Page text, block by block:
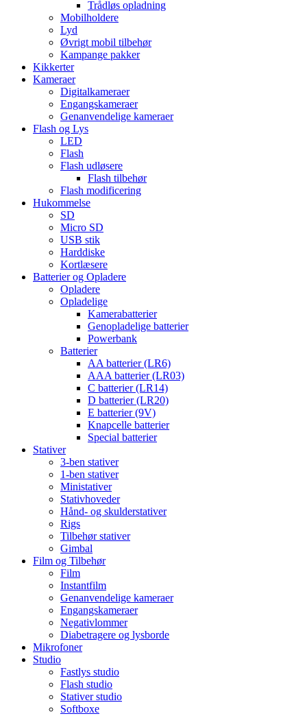
Trådløs opladning
Mobilholdere
Lyd
Øvrigt mobil tilbehør
Kampange pakker
Kikkerter
Kameraer
Digitalkameraer
Engangskameraer
Genanvendelige kameraer
Flash og Lys
LED
Flash
Flash udløsere
Flash tilbehør
Flash modificering
Hukommelse
SD
Micro SD
USB stik
Harddiske
Kortlæsere
Batterier og Opladere
Opladere
Opladelige
Kamerabatterier
Genopladelige batterier
Powerbank
Batterier
AA batterier (LR6)
AAA batterier (LR03)
C batterier (LR14)
D batterier (LR20)
E batterier (9V)
Knapcelle batterier
Special batterier
Stativer
3-ben stativer
1-ben stativer
Ministativer
Stativhoveder
Hånd- og skulderstativer
Rigs
Tilbehør stativer
Gimbal
Film og Tilbehør
Film
Instantfilm
Genanvendelige kameraer
Engangskameraer
Negativlommer
Diabetragere og lysborde
Mikrofoner
Studio
Fastlys studio
Flash studio
Stativer studio
Softboxe